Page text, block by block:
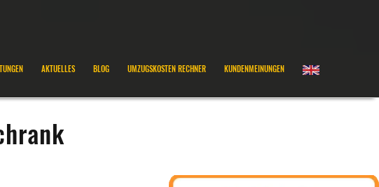
AKTUELLES BLOG UMZUGSKOSTEN RECHNER KUNDENMEINUNGEN